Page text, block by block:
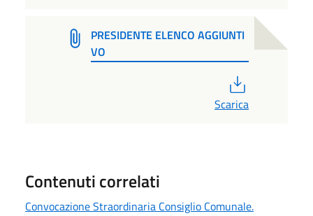
PRESIDENTE ELENCO AGGIUNTI
VO
Scarica
Contenuti correlati
Convocazione Straordinaria Consiglio Comunale.